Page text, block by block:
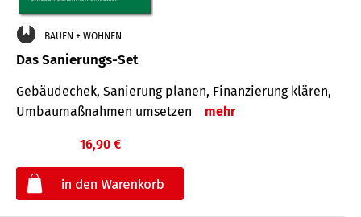
BAUEN + WOHNEN
Das Sanierungs-Set
Gebäudechek, Sanierung planen, Finanzierung klären,
Umbaumaßnahmen umsetzen
mehr
16,90 €